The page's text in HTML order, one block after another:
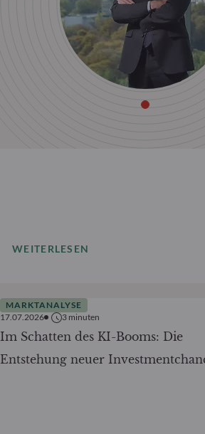
WEITERLESEN
MARKTANALYSE
17.07.2026
3 minuten
Im Schatten des KI-Booms: Die
Entstehung neuer